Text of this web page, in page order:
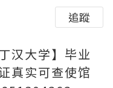
追蹤
汉大学】毕业
真实可查使馆